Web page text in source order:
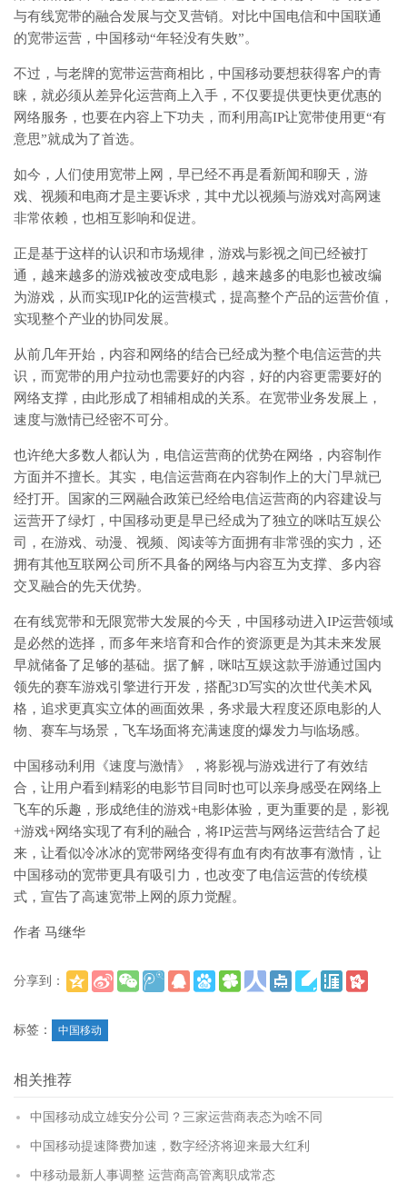
与有线宽带的融合发展与交叉营销。对比中国电信和中国联通
的宽带运营，中国移动“年轻没有失败”。
不过，与老牌的宽带运营商相比，中国移动要想获得客户的青
睐，就必须从差异化运营商上入手，不仅要提供更快更优惠的
网络服务，也要在内容上下功夫，而利用高IP让宽带使用更“有
意思”就成为了首选。
如今，人们使用宽带上网，早已经不再是看新闻和聊天，游
戏、视频和电商才是主要诉求，其中尤以视频与游戏对高网速
非常依赖，也相互影响和促进。
正是基于这样的认识和市场规律，游戏与影视之间已经被打
通，越来越多的游戏被改变成电影，越来越多的电影也被改编
为游戏，从而实现IP化的运营模式，提高整个产品的运营价值，
实现整个产业的协同发展。
从前几年开始，内容和网络的结合已经成为整个电信运营的共
识，而宽带的用户拉动也需要好的内容，好的内容更需要好的
网络支撑，由此形成了相辅相成的关系。在宽带业务发展上，
速度与激情已经密不可分。
也许绝大多数人都认为，电信运营商的优势在网络，内容制作
方面并不擅长。其实，电信运营商在内容制作上的大门早就已
经打开。国家的三网融合政策已经给电信运营商的内容建设与
运营开了绿灯，中国移动更是早已经成为了独立的咪咕互娱公
司，在游戏、动漫、视频、阅读等方面拥有非常强的实力，还
拥有其他互联网公司所不具备的网络与内容互为支撑、多内容
交叉融合的先天优势。
在有线宽带和无限宽带大发展的今天，中国移动进入IP运营领域
是必然的选择，而多年来培育和合作的资源更是为其未来发展
早就储备了足够的基础。据了解，咪咕互娱这款手游通过国内
领先的赛车游戏引擎进行开发，搭配3D写实的次世代美术风
格，追求更真实立体的画面效果，务求最大程度还原电影的人
物、赛车与场景，飞车场面将充满速度的爆发力与临场感。
中国移动利用《速度与激情》，将影视与游戏进行了有效结
合，让用户看到精彩的电影节目同时也可以亲身感受在网络上
飞车的乐趣，形成绝佳的游戏+电影体验，更为重要的是，影视
+游戏+网络实现了有利的融合，将IP运营与网络运营结合了起
来，让看似冷冰冰的宽带网络变得有血有肉有故事有激情，让
中国移动的宽带更具有吸引力，也改变了电信运营的传统模
式，宣告了高速宽带上网的原力觉醒。
作者 马继华
分享到：
标签：
中国移动
相关推荐
中国移动成立雄安分公司？三家运营商表态为啥不同
中国移动提速降费加速，数字经济将迎来最大红利
中移动最新人事调整 运营商高管离职成常态